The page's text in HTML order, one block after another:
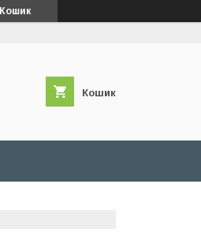
Кошик
Кошик